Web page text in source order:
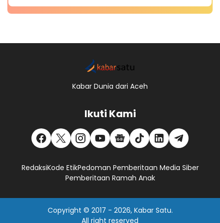
Kabar Dunia dari Aceh
Ikuti Kami
RedaksiKode EtikPedoman Pemberitaan Media Siber
Pemberitaan Ramah Anak
Copyright © 2017 - 2026, Kabar Satu.
All right reserved